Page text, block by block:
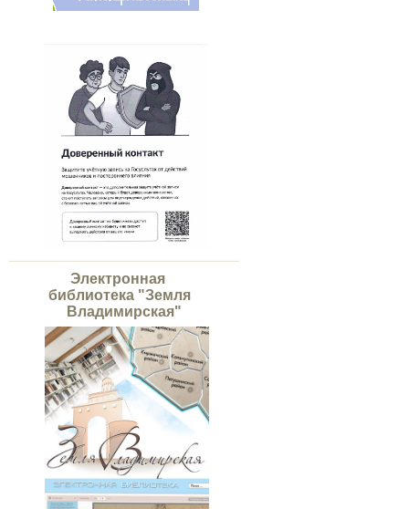
Электронная
библиотека "Земля
Владимирская"